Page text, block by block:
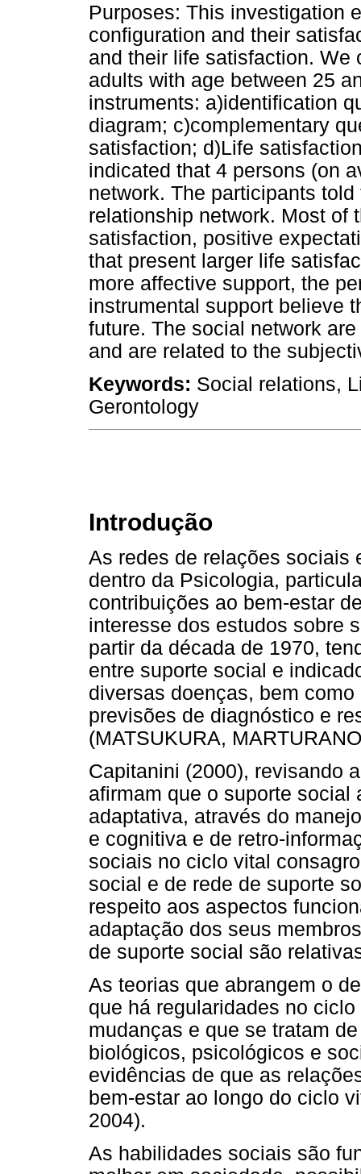
Purposes: This investigation
configuration and their
and their life satisfaction. We
adults with age between 25
instruments: a)identification
diagram; c)complementary
satisfaction; d)Life
indicated that 4 persons (on
network. The participants
relationship network. Most of
satisfaction, positive
that present larger life
more affective support, the
instrumental support believe
future. The social network
and are related to the
Keywords: Social relations,
Gerontology
Introdução
As redes de relações sociais
dentro da Psicologia,
contribuições ao bem-estar
interesse dos estudos sobre
partir da década de 1970,
entre suporte social e
diversas doenças, bem
previsões de diagnóstico e
(MATSUKURA,
Capitanini (2000), revisando
afirmam que o suporte social
adaptativa, através do
e cognitiva e de retro-
sociais no ciclo vital
social e de rede de suporte
respeito aos aspectos
adaptação dos seus
de suporte social são
As teorias que abrangem o
que há regularidades no
mudanças e que se tratam
biológicos, psicológicos e
evidências de que as
bem-estar ao longo do ciclo
2004).
As habilidades sociais são